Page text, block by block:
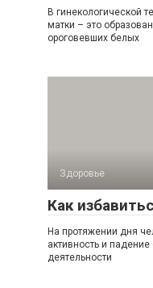
В гинекологической
матки – это
ороговевших белых
Здоровье
Как
На протяжении дня
активность и
деятельности